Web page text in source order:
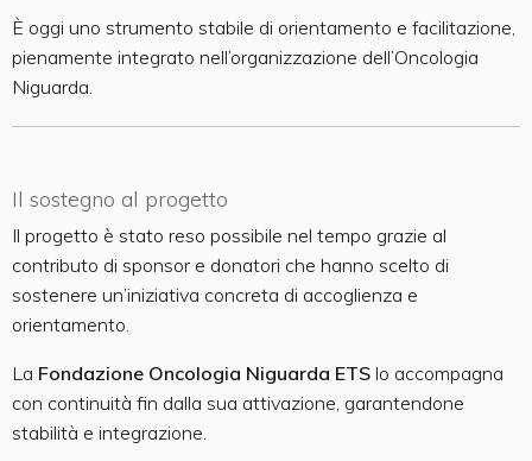
È oggi uno strumento stabile di orientamento e facilitazione,
pienamente integrato nell’organizzazione dell’Oncologia
Niguarda.
Il sostegno al progetto
Il progetto è stato reso possibile nel tempo grazie al
contributo di sponsor e donatori che hanno scelto di
sostenere un’iniziativa concreta di accoglienza e
orientamento.
La Fondazione Oncologia Niguarda ETS lo accompagna
con continuità fin dalla sua attivazione, garantendone
stabilità e integrazione.